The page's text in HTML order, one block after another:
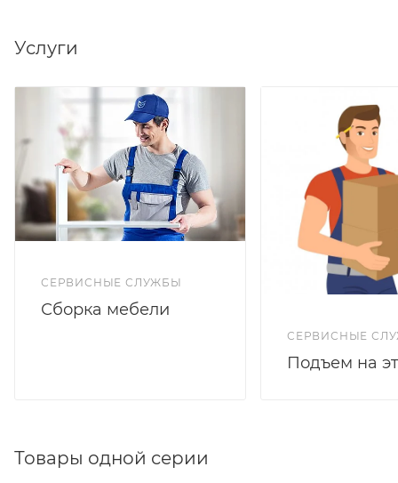
Услуги
СЕРВИСНЫЕ СЛУЖБЫ
Сборка мебели
СЕРВИСНЫЕ
Подъем на
Товары одной серии